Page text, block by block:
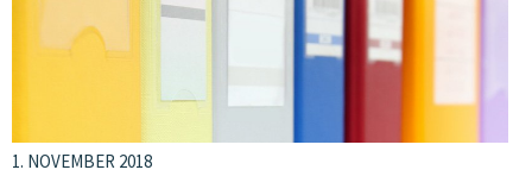
1. NOVEMBER 2018